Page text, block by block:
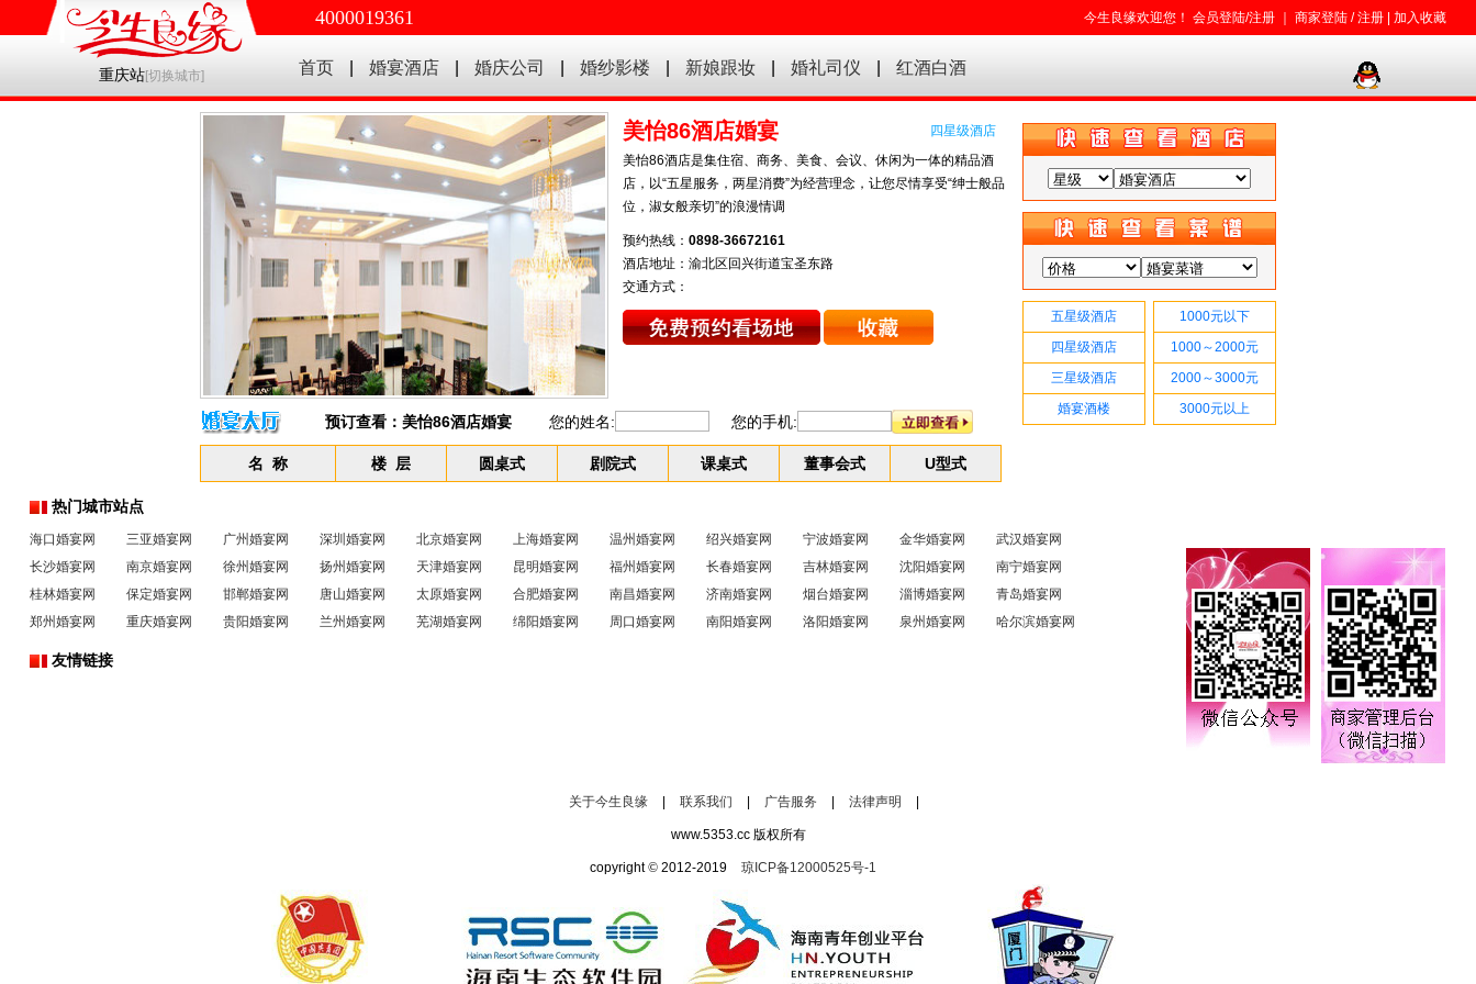
重庆站[切换城市]
4000019361 今生良缘欢迎您！ 会员登陆/注册 商家登陆 /注册 加入收藏
首页 婚宴酒店 婚庆公司 婚纱影楼 新娘跟妆 婚礼司仪 红酒白酒
美怡86酒店婚宴
四星级酒店
美怡86酒店是集住宿、商务、美食、会议、休闲为一体的精品酒
店，以“五星服务，两星消费”为经营理念，让您尽情享受“绅士般品
位，淑女般亲切”的浪漫情调
预约热线： 0898-36672161
酒店地址：渝北区回兴街道宝圣东路
交通方式：
预订查看： 美怡86酒店婚宴 您的姓名: 您的手机:
名 称 楼 层 圆桌式 剧院式 课桌式 董事会式 U型式
五星级酒店
四星级酒店
三星级酒店
婚宴酒楼
1000元以下
1000～2000元
2000～3000元
3000元以上
热门城市站点
海口婚宴网 三亚婚宴网 广州婚宴网 深圳婚宴网 北京婚宴网 上海婚宴网 温州婚宴网 绍兴婚宴网 宁波婚宴网 金华婚宴网
武汉婚宴网
长沙婚宴网
南京婚宴网 徐州婚宴网 扬州婚宴网 天津婚宴网 昆明婚宴网 福州婚宴网 长春婚宴网 吉林婚宴网 沈阳婚宴网
南宁婚宴网
桂林婚宴网
保定婚宴网 邯郸婚宴网 唐山婚宴网 太原婚宴网 合肥婚宴网 南昌婚宴网 济南婚宴网 烟台婚宴网 淄博婚宴网
青岛婚宴网
郑州婚宴网
重庆婚宴网 贵阳婚宴网 兰州婚宴网 芜湖婚宴网 绵阳婚宴网 周口婚宴网 南阳婚宴网 洛阳婚宴网 泉州婚宴网 哈尔滨婚宴网
友情链接
关于今生良缘 联系我们 广告服务 法律声明
www.5353.cc 版权所有
copyright©2012-2019 琼ICP备12000525号-1